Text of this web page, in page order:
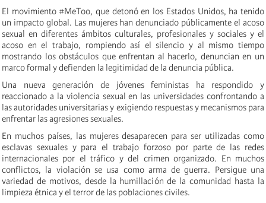
El movimiento #MeToo, que detonó en los Estados Unidos, ha tenido
un impacto global. Las mujeres han denunciado públicamente el acoso
sexual en diferentes ámbitos culturales, profesionales y sociales y el
acoso en el trabajo, rompiendo así el silencio y al mismo tiempo
mostrando los obstáculos que enfrentan al hacerlo, denuncian en un
marco formal y defienden la legitimidad de la denuncia pública.
Una nueva generación de jóvenes feministas ha respondido y
reaccionado a la violencia sexual en las universidades confrontando a
las autoridades universitarias y exigiendo respuestas y mecanismos para
enfrentar las agresiones sexuales.
En muchos países, las mujeres desaparecen para ser utilizadas como
esclavas sexuales y para el trabajo forzoso por parte de las redes
internacionales por el tráfico y del crimen organizado. En muchos
conflictos, la violación se usa como arma de guerra. Persigue una
variedad de motivos, desde la humillación de la comunidad hasta la
limpieza étnica y el terror de las poblaciones civiles.